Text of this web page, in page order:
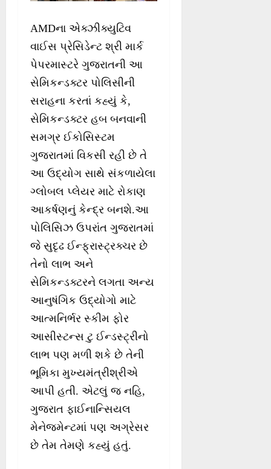
AMDના એક્ઝીક્યુટિવ
વાઈસ પ્રેસિડેન્‍ટ શ્રી માર્ક
પેપરમાસ્ટરે ગુજરાતની આ
સેમિકન્‍ડક્ટર પોલિસીની
સરાહના કરતાં કહ્યું કે,
સેમિકન્‍ડક્ટર હબ બનવાની
સમગ્ર ઈકોસિસ્ટમ
ગુજરાતમાં વિકસી રહી છે તે
આ ઉદ્યોગ સાથે સંકળાયેલા
ગ્લોબલ પ્લેયર માટે રોકાણ
આકર્ષણનું કેન્‍દ્ર બનશે.આ
પોલિસિઝ ઉપરાંત ગુજરાતમાં
જે સુદૃઢ ઈન્‍ફ્રાસ્ટ્રક્ચર છે
તેનો લાભ અને
સેમિકન્‍ડક્ટરને લગતા અન્ય
આનુષંગિક ઉદ્યોગો માટે
આત્મનિર્ભર સ્કીમ ફોર
આસીસ્ટન્‍સ ટુ ઈન્‍ડસ્ટ્રીનો
લાભ પણ મળી શકે છે તેની
ભૂમિકા મુખ્યમંત્રીશ્રીએ
આપી હતી. એટલું જ નહિ,
ગુજરાત ફાઈનાન્સિયલ
મેનેજમેન્ટમાં પણ અગ્રેસર
છે તેમ તેમણે કહ્યું હતું.